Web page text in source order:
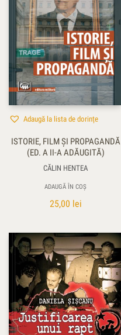
Adaugă la lista de dorințe
ISTORIE, FILM ŞI PROPAGANDĂ
(ED. A II-A ADĂUGITĂ)
CĂLIN HENTEA
ADAUGĂ ÎN COȘ
25,00 lei